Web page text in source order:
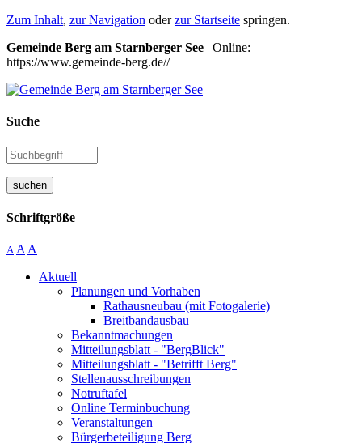
Zum Inhalt, zur Navigation oderzur Startseite springen.
Gemeinde Berg am Starnberger See | Online:
https://www.gemeinde-berg.de//
Suche
suchen
Schriftgröße
A A A
Aktuell
Planungen und Vorhaben
Rathausneubau (mit Fotogalerie)
Breitbandausbau
Bekanntmachungen
Mitteilungsblatt - "BergBlick"
Mitteilungsblatt - "Betrifft Berg"
Stellenausschreibungen
Notruftafel
Online Terminbuchung
Veranstaltungen
Bürgerbeteiligung Berg